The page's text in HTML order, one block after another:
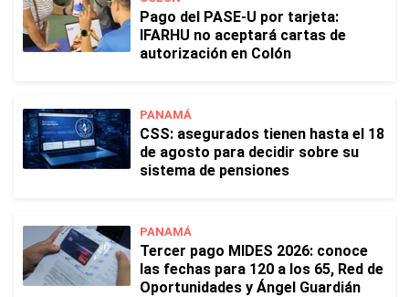
Pago del PASE-U por tarjeta:
IFARHU no aceptará cartas de
autorización en Colón
PANAMÁ
CSS: asegurados tienen hasta el 18
de agosto para decidir sobre su
sistema de pensiones
PANAMÁ
Tercer pago MIDES 2026: conoce
las fechas para 120 a los 65, Red de
Oportunidades y Ángel Guardián